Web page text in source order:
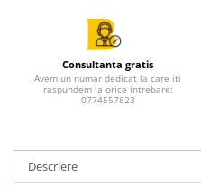
Consultanta gratis
Avem un numar dedicat la care iti
raspundem la orice intrebare:
0774557823
Descriere